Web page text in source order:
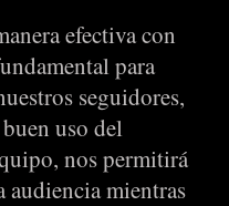
efectiva con
para
seguidores,
uso del
nos permitirá
audiencia mientras